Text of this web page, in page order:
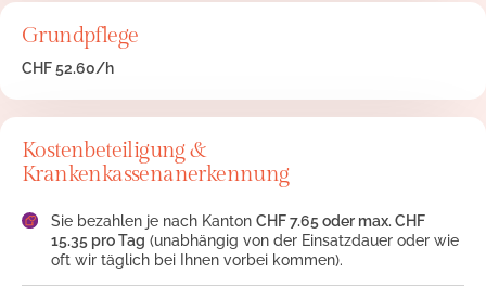
Grundpflege
CHF 52.60/h
Kostenbeteiligung &
Krankenkassenanerkennung
Sie bezahlen je nach Kanton CHF 7.65 oder max. CHF
15.35 pro Tag (unabhängig von der Einsatzdauer oder wie
oft wir täglich bei Ihnen vorbei kommen).